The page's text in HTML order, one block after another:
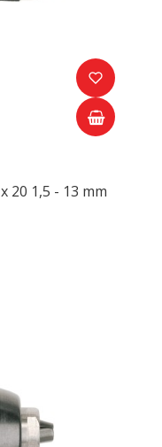
20 1,5 - 13 mm